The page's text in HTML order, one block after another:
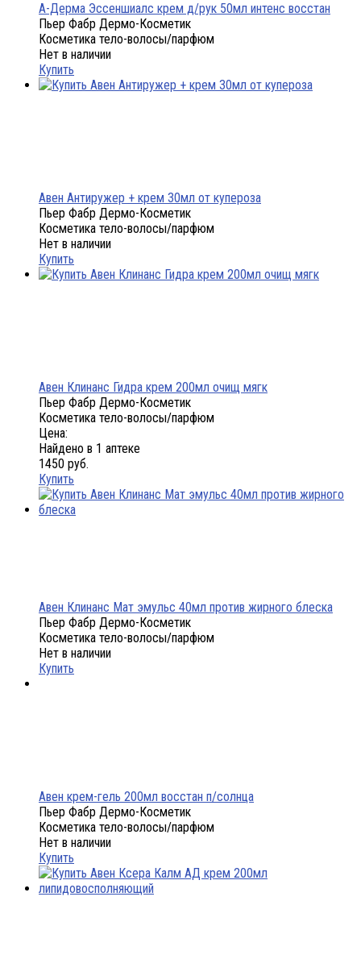
А-Дерма Эссеншиалс крем д/рук 50мл интенс восстан
Пьер Фабр Дермо-Косметик
Косметика тело-волосы/парфюм
Нет в наличии
Купить
Авен Антиружер + крем 30мл от купероза
Пьер Фабр Дермо-Косметик
Косметика тело-волосы/парфюм
Нет в наличии
Купить
Авен Клинанс Гидра крем 200мл очищ мягк
Пьер Фабр Дермо-Косметик
Косметика тело-волосы/парфюм
Цена:
Найдено в 1 аптеке
1450 руб.
Купить
Авен Клинанс Мат эмульс 40мл против жирного блеска
Пьер Фабр Дермо-Косметик
Косметика тело-волосы/парфюм
Нет в наличии
Купить
Авен крем-гель 200мл восстан п/солнца
Пьер Фабр Дермо-Косметик
Косметика тело-волосы/парфюм
Нет в наличии
Купить